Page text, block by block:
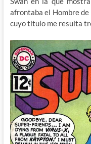
afrontaba el Hombre
cuyo titulo me resulta